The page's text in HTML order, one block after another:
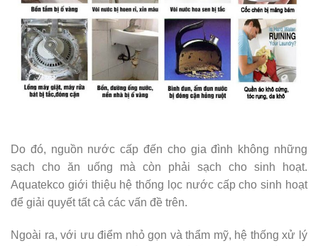
Do đó, nguồn nước cấp đến cho gia đình không những
sạch cho ăn uống mà còn phải sạch cho sinh hoạt.
Aquatekco giới thiệu hệ thống lọc nước cấp cho sinh hoạt
để giải quyết tất cả các vấn đề trên.
Ngoài ra, với ưu điểm nhỏ gọn và thẩm mỹ, hệ thống xử lý